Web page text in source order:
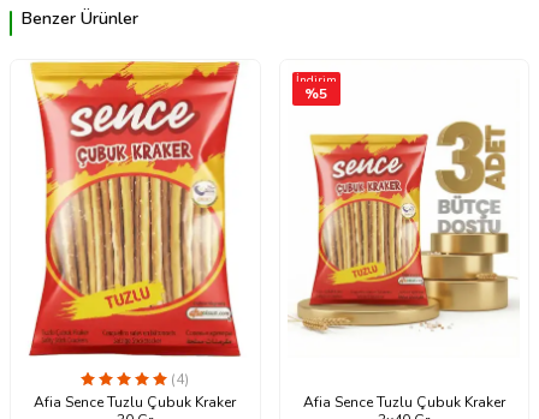
Benzer Ürünler
(4)
Afia Sence Tuzlu Çubuk Kraker
İndirim
%5
Afia Sence Tuzlu Çubuk Kraker